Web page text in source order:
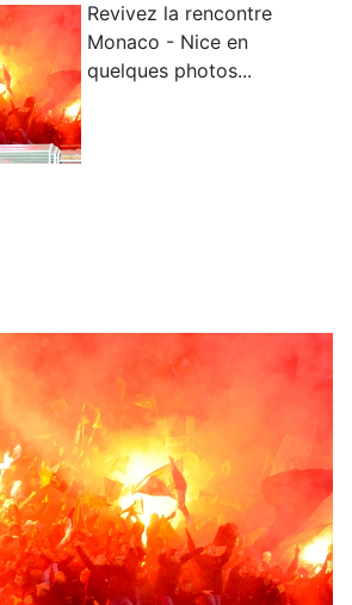
Revivez la rencontre
Monaco - Nice en
quelques photos...